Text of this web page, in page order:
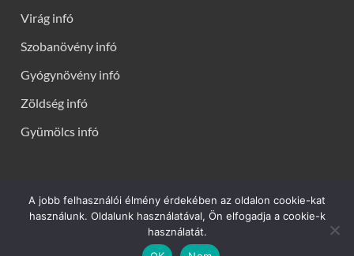
Virág infó
Szobanövény infó
Gyógynövény infó
Zöldség infó
Gyümölcs infó
Kerti virágok - Virág infók: Virág, virágok, évelők, örökzöldek,
talajtakarók, balkon növények, szobanövények termesztése,
gondozása, ültetése, szaporítása
A jobb felhasználói élmény érdekében az oldalon cookie-kat
használunk. Oldalunk használatával, Ön elfogadja a cookie-k
használatát.